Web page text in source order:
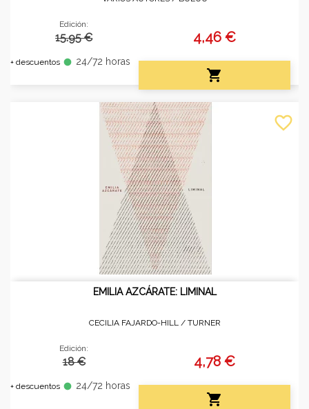
Edición:
15.95 €
+ descuentos fiber_manual_record 24/72 horas
4,46 €

EMILIA AZCÁRATE: LIMINAL
CECILIA FAJARDO-HILL / TURNER
Edición:
18 €
+ descuentos fiber_manual_record 24/72 horas
4,78 €

favorite_border